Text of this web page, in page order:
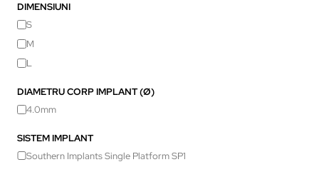
DIMENSIUNI
S
M
L
DIAMETRU CORP IMPLANT (Ø)
4.0mm
SISTEM IMPLANT
Southern Implants Single Platform SP1